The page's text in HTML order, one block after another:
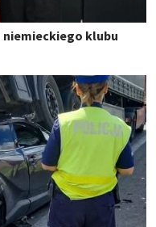
niemieckiego klubu